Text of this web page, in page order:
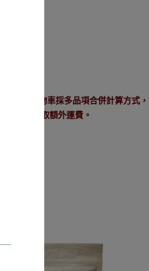
。 因購物車採多品項合併計算方式
業將會收取額外運費。